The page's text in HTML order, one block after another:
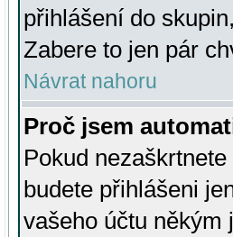
přihlášení do
Zabere to jen pár
Návrat nahoru
Proč jsem
Pokud
budete přihlášeni
vašeho účtu někým